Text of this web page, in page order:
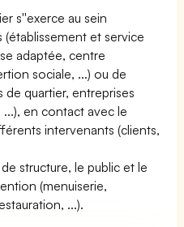
s''exerce au sein
(établissement et service
adaptée, centre
sociale, ...) ou de
de quartier, entreprises
en contact avec le
intervenants (clients,
structure, le public et le
(menuiserie,
...).